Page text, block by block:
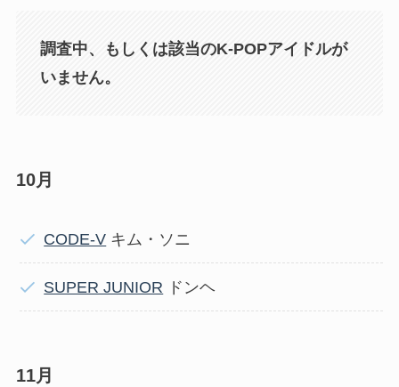
調査中、もしくは該当のK-POPアイドルが
いません。
10月
CODE-V キム・ソニ
SUPER JUNIOR ドンヘ
11月